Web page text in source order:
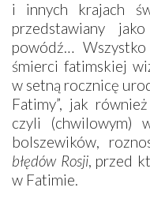
i innych krajach
przedstawiany
powódź…
śmierci fatimskiej
w setną rocznicę
Fatimy”, jak
czyli (chwilowym)
bolszewików,
błędów Rosji, przed
w Fatimie.